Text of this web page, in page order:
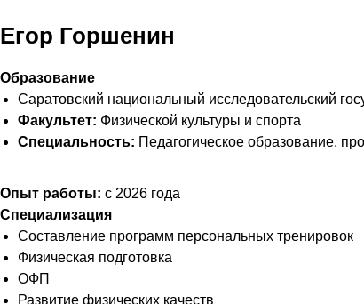
Егор Горшенин
Образование
Саратовский национальный исследовательский
Факультет: Физической культуры и спорта
Специальность: Педагогическое образование,
Опыт работы: с 2026 года
Специализация
Составление программ персональных тренировок
Физическая подготовка
ОФП
Развитие физических качеств